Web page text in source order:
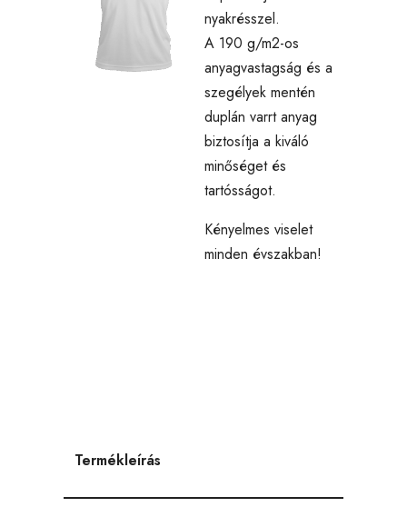
nyakrésszel.
A 190 g/m2-os
anyagvastagság és a
szegélyek mentén
duplán varrt anyag
biztosítja a kiváló
minőséget és
tartósságot.
Kényelmes viselet
minden évszakban!
Termékleírás